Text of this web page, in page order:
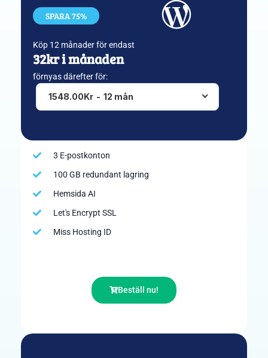
SPARA 75%
Köp 12 månader för endast
32kr i månaden
förnyas därefter för:
1548.00Kr - 12 mån
3 E-postkonton
100 GB redundant lagring
Hemsida AI
Let's Encrypt SSL
Miss Hosting ID
Beställ nu!